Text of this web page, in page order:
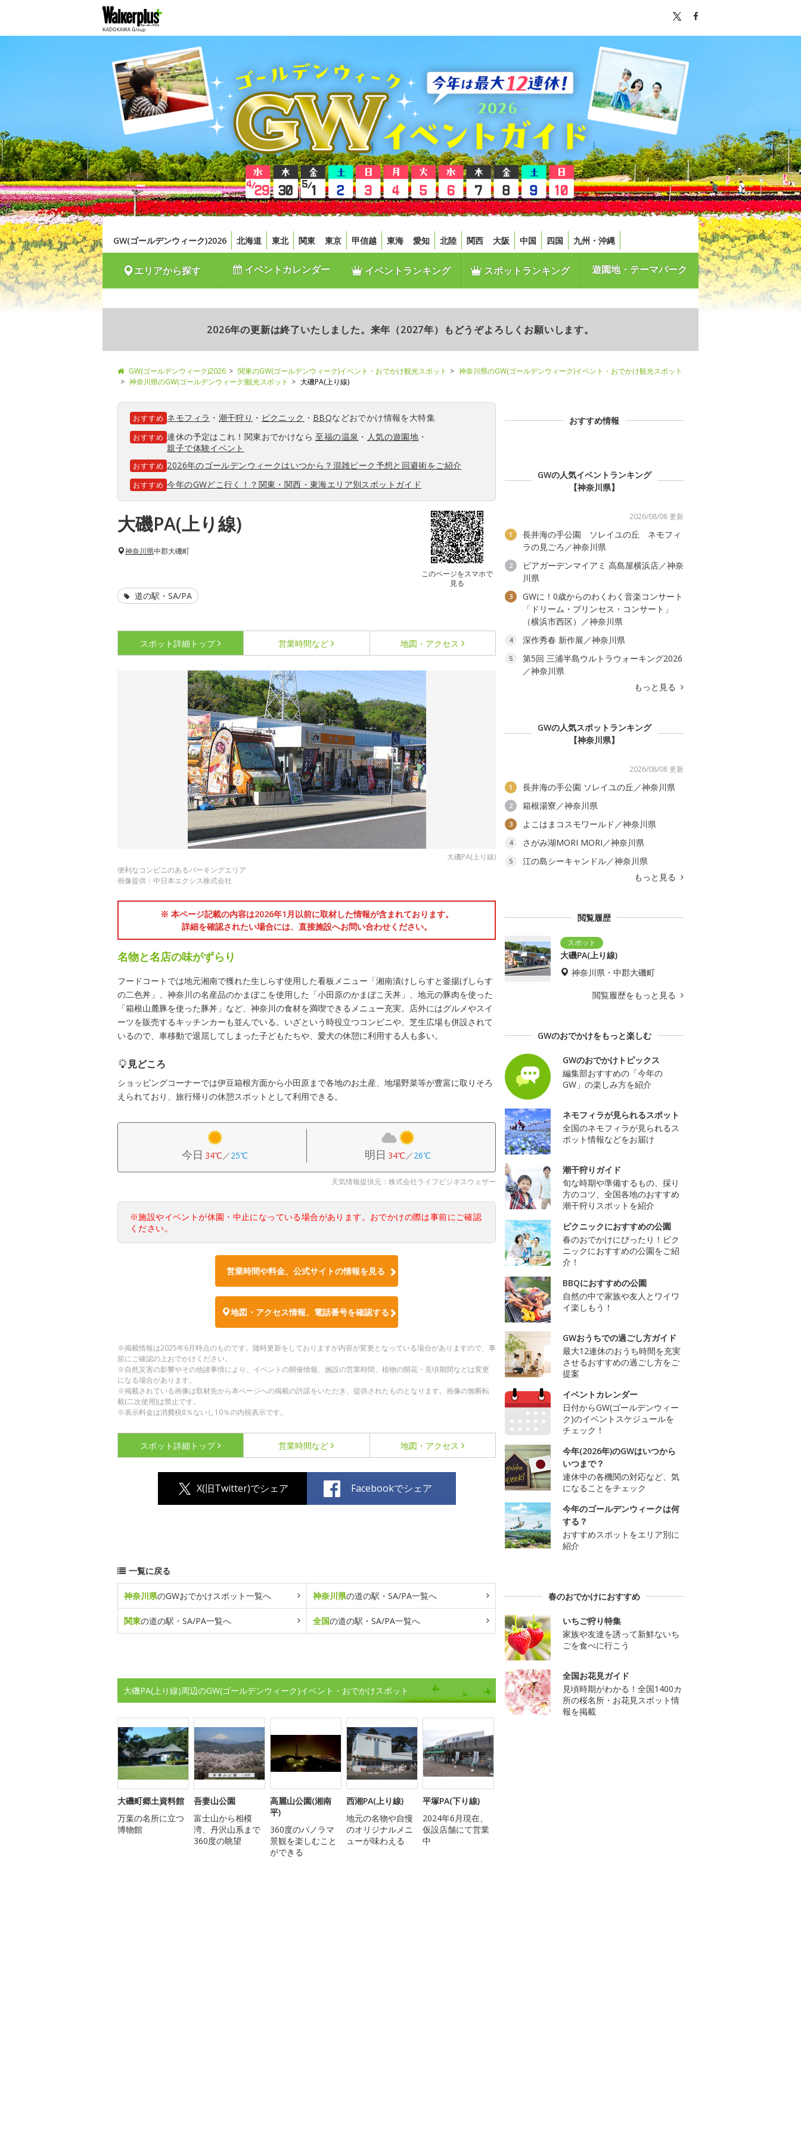
GW(ゴールデンウィーク)2026 北海道 東北 関東 東京 甲信越 東海 愛知 北陸 関西 大阪 中国 四国 九州・沖縄
エリアから探す イベントカレンダー イベントランキング スポットランキング 遊園地・テーマパーク
2026年の更新は終了いたしました。来年（2027年）もどうぞよろしくお願いします。
GW(ゴールデンウィーク)2026 関東のGW(ゴールデンウィーク)イベント・おでかけ観光スポット
神奈川県のGW(ゴールデンウィーク)イベント・おでかけ観光スポット
神奈川県のGW(ゴールデンウィーク)観光スポット
大磯PA(上り線)
おすすめ ネモフィラ ・ 潮干狩り ・ ピクニック ・ BBQなどおでかけ情報を大特集
おすすめ 連休の予定はこれ！関東おでかけなら至福の温泉 ・ 人気の遊園地 ・
親子で体験イベント
おすすめ 2026年のゴールデンウィークはいつから？混雑ピーク予想と回避術をご紹介
おすすめ 今年のGWどこ行く！？関東・関西・東海エリア別スポットガイド
大磯PA(上り線)
このページをスマホで
見る
神奈川県中郡大磯町
道の駅・SA/PA
スポット詳細 トップ 営業時間など 地図・アクセス
大磯PA(上り線)
便利なコンビニのあるパーキングエリア
画像提供：中日本エクシス株式会社
※ 本ページ記載の内容は2026年1月以前に取材した情報が含まれております。
詳細を確認されたい場合には、直接施設へお問い合わせください。
名物と名店の味がずらり
フードコートでは地元湘南で獲れた生しらす使用した看板メニュー「湘南漬けしらすと釜揚げしらす
の二色丼」、神奈川の名産品のかまぼこを使用した「小田原のかまぼこ天丼」、地元の豚肉を使った
「箱根山麓豚を使った豚丼」など、神奈川の食材を満喫できるメニュー充実。店外にはグルメやスイ
ーツを販売するキッチンカーも並んでいる。いざという時役立つコンビニや、芝生広場も併設されて
いるので、車移動で退屈してしまった子どもたちや、愛犬の休憩に利用する人も多い。
見どころ
ショッピングコーナーでは伊豆箱根方面から小田原まで各地のお土産、地場野菜等が豊富に取りそろ
えられており、旅行帰りの休憩スポットとして利用できる。
今日 34℃／25℃ 明日 34℃／26℃
天気情報提供元：株式会社ライフビジネスウェザー
※施設やイベントが休園・中止になっている場合があります。おでかけの際は事前にご確認
ください。
営業時間や料金、公式サイトの情報を見る
地図・アクセス情報、電話番号を確認する
※掲載情報は2025年6月時点のものです。随時更新をしておりますが内容が変更となっている場合がありますので、事
前にご確認の上おでかけください。
※自然災害の影響やその他諸事情により、イベントの開催情報、施設の営業時間、植物の開花・見頃期間などは変更
になる場合があります。
※掲載されている画像は取材先から本ページへの掲載の許諾をいただき、提供されたものとなります。画像の無断転
載(二次使用)は禁止です。
※表示料金は消費税8％ないし10％の内税表示です。
スポット詳細 トップ 営業時間など 地図・アクセス
X(旧Twitter)でシェア Facebookでシェア
一覧に戻る
神奈川県のGWおでかけスポット一覧へ 神奈川県の道の駅・SA/PA一覧へ
関東の道の駅・SA/PA一覧へ 全国の道の駅・SA/PA一覧へ
大磯PA(上り線)周辺のGW(ゴールデンウィーク)イベント・おでかけスポット
大磯町郷土資料館
万葉の名所に立つ
博物館
吾妻山公園
富士山から相模
湾、丹沢山系まで
360度の眺望
高麗山公園(湘南
平)
360度のパノラマ
景観を楽しむこと
ができる
西湘PA(上り線)
地元の名物や自慢
のオリジナルメニ
ューが味わえる
平塚PA(下り線)
2024年6月現在、
仮設店舗にて営業
中
おすすめ情報
GWの人気イベントランキング
【神奈川県】
2026/08/08 更新
1
長井海の手公園 ソレイユの丘 ネモフィ
ラの見ごろ／神奈川県
2
ビアガーデンマイアミ 高島屋横浜店／神奈
川県
3
GWに！0歳からのわくわく音楽コンサート
「ドリーム・プリンセス・コンサート」
（横浜市西区）／神奈川県
4 深作秀春 新作展／神奈川県
5
第5回 三浦半島ウルトラウォーキング2026
／神奈川県
もっと見る
GWの人気スポットランキング
【神奈川県】
2026/08/08 更新
1 長井海の手公園 ソレイユの丘／神奈川県
2 箱根湯寮／神奈川県
3 よこはまコスモワールド／神奈川県
4 さがみ湖MORI MORI／神奈川県
5
江の島シーキャンドル／神奈川県
もっと見る
閲覧履歴
大磯PA(上り線)
神奈川県・中郡大磯町
閲覧履歴をもっと見る
GWのおでかけをもっと楽しむ
GWのおでかけトピックス
編集部おすすめの「今年の
GW」の楽しみ方を紹介
ネモフィラが見られるスポット
全国のネモフィラが見られるス
ポット情報などをお届け
潮干狩りガイド
旬な時期や準備するもの、採り
方のコツ、全国各地のおすすめ
潮干狩りスポットを紹介
ピクニックにおすすめの公園
春のおでかけにぴったり！ピク
ニックにおすすめの公園をご紹
介！
BBQにおすすめの公園
自然の中で家族や友人とワイワ
イ楽しもう！
GWおうちでの過ごし方ガイド
最大12連休のおうち時間を充実
させるおすすめの過ごし方をご
提案
イベントカレンダー
日付からGW(ゴールデンウィー
ク)のイベントスケジュールを
チェック！
今年(2026年)のGWはいつから
いつまで？
連休中の各機関の対応など、気
になることをチェック
今年のゴールデンウィークは何
する？
おすすめスポットをエリア別に
紹介
春のおでかけにおすすめ
いちご狩り特集
家族や友達を誘って新鮮ないち
ごを食べに行こう
全国お花見ガイド
見頃時期がわかる！全国1400カ
所の桜名所・お花見スポット情
報を掲載